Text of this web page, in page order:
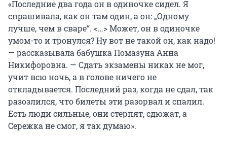
«Последние два года он в одиночке сидел. Я
спрашивала, как он там один, а он: „Одному
лучше, чем в сваре“. <…> Может, он в одиночке
умом-то и тронулся? Ну вот не такой он, как надо!
— рассказывала бабушка Помазуна Анна
Никифоровна. — Сдать экзамены никак не мог,
учит всю ночь, а в голове ничего не
откладывается. Последний раз, когда не сдал, так
разозлился, что билеты эти разорвал и спалил.
Есть люди сильные, они стерпят, сдюжат, а
Сережка не смог, я так думаю».